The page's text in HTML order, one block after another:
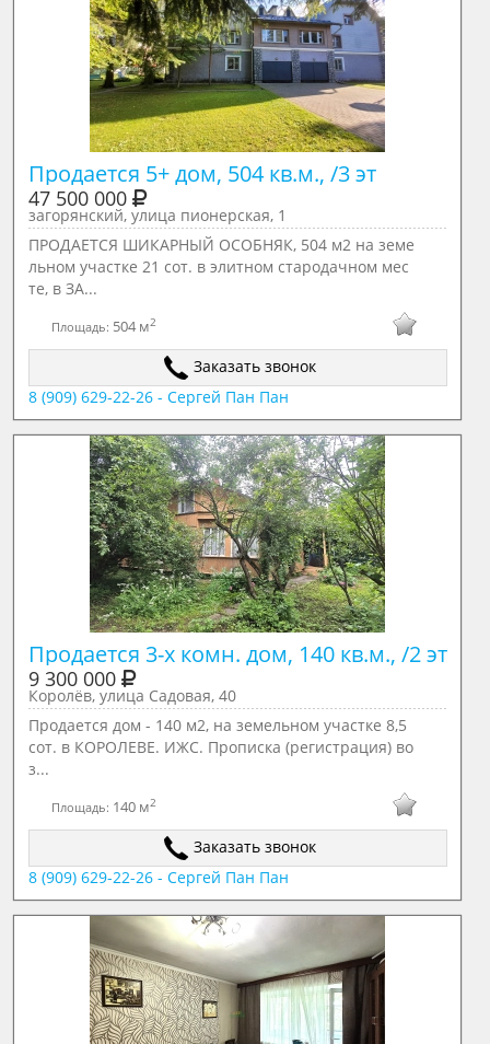
Продается 5+ дом, 504 кв.м., /3 эт
47 500 000
загорянский, улица пионерская, 1
ПРОДАЕТСЯ ШИКАРНЫЙ ОСОБНЯК, 504 м2 на земе
льном участке 21 сот. в элитном стародачном мес
те, в ЗА...
Площадь: 504 м2
Заказать звонок
8 (909) 629-22-26 - Сергей Пан Пан
Продается 3-х комн. дом, 140 кв.м., /2 эт
9 300 000
Королёв, улица Садовая, 40
Продается дом - 140 м2, на земельном участке 8,5
сот. в КОРОЛЕВЕ. ИЖС. Прописка (регистрация) во
з...
Площадь: 140 м2
Заказать звонок
8 (909) 629-22-26 - Сергей Пан Пан